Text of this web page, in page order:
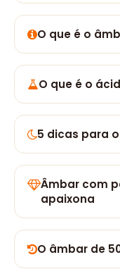
O que é o
O que é o
5 dicas para
Âmbar com
apaixona
O âmbar de